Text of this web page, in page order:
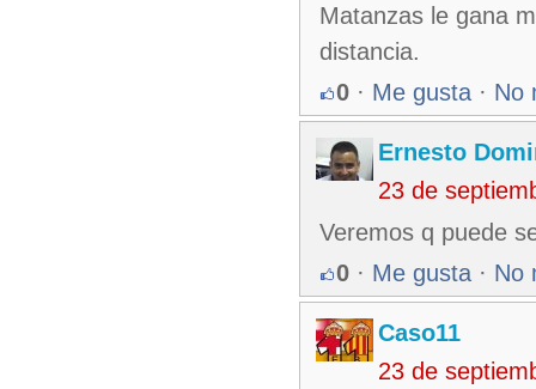
Matanzas le gana
distancia.
0 · Me gusta · No
Ernesto
23 de
Veremos q puede
0 · Me gusta · No
Caso11
23 de